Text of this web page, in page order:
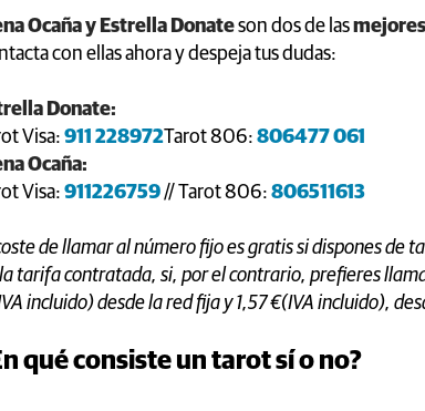
Ocaña y Estrella Donateson dos de las
con ellas ahora y despeja tus dudas:
Donate:
Visa: 911 228972Tarot 806: 806477 061
Ocaña:
Visa: 911226759// Tarot 806: 806511613
de llamar al número fijo es gratis si dispones de
tarifa contratada, si, por el contrario, prefieres
incluido) desde la red fija y 1,57 €(IVA incluido),
qué consiste un tarot sí o no?